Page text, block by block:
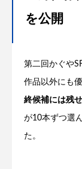
を公開
第二回かぐや
作品以外にも
終候補には残
が10本ずつ選
た。